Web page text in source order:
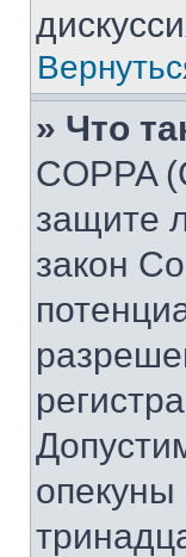
» Что
COPPA
защите
закон